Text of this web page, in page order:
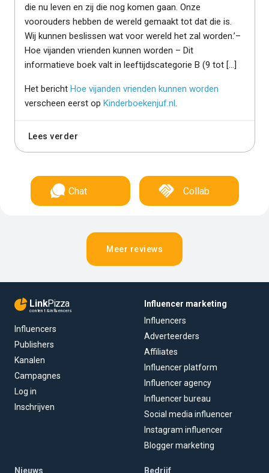
die nu leven en zij die nog komen gaan. Onze
voorouders hebben de wereld gemaakt tot dat die is.
Wij kunnen beslissen wat voor wereld het zal worden.’–
Hoe vijanden vrienden kunnen worden – Dit
informatieve boek valt in leeftijdscategorie B (9 tot […]
Het bericht Hoe vijanden vrienden kunnen worden
verscheen eerst op Kinderboekenjuf.nl
Lees verder
Chat Collab
Meer reviews
LinkPizza
content & influencers
Influencers
Publishers
Kanalen
Campagnes
Log in
Inschrijven
Influencer marketing
Influencers
Adverteerders
Affiliates
Influencer platform
Influencer agency
Influencer bureau
Social media influencer
Instagram influencer
Blogger marketing
Nieuws Bedrijf